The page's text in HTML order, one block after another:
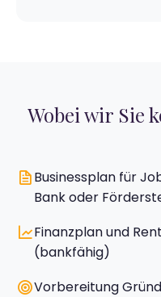
Wobei wir Sie
Businessplan für
Bank oder
Finanzplan und
(bankfähig)
Vorbereitung